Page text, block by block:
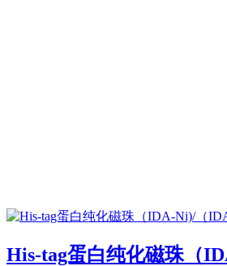
His-tag蛋白纯化磁珠（